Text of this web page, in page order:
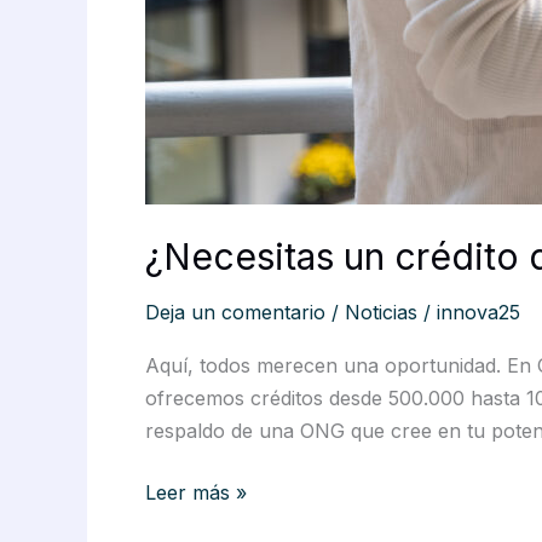
¿Necesitas un crédito
Deja un comentario / Noticias / innova25
Aquí, todos merecen una oportunidad.
ofrecemos créditos desde 500.000 hasta
respaldo de una ONG que cree en tu
Leer más »